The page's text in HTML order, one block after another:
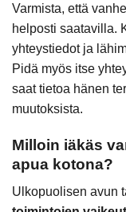
Varmista, että
helposti saatavilla.
yhteystiedot ja
Pidä myös itse
saat tietoa hänen
muutoksista.
Milloin iäkäs
apua kotona?
Ulkopuolisen avun